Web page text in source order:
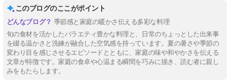
このブログのここがポイント
季節感と家庭の暖かさ伝える多彩な料理
旬の食材を活かしたバラエティ豊かな料理と、日常のちょっとした出来事
を綴る温かさと洗練が融合した空気感を持っています。夏の暑さや季節の
変わり目を感じさせるエピソードとともに、家庭の味や和やかさを伝える
文章が特徴です。家庭の食卓や心温まる瞬間を巧みに描き、読む者に親し
みをもたらします。